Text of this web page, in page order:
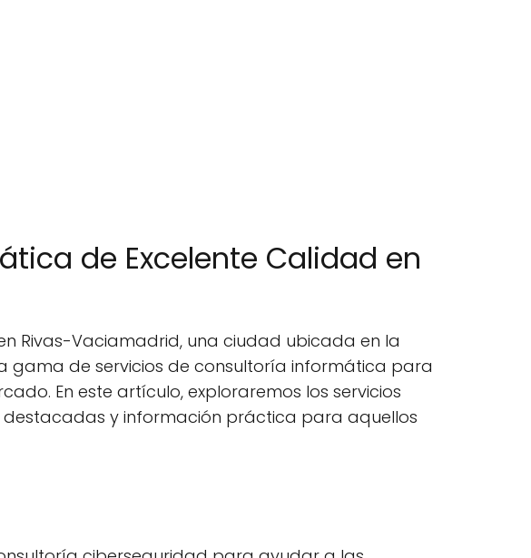
de Excelente Calidad en
Rivas-Vaciamadrid, una ciudad ubicada en la
gama de servicios de consultoría informática para
En este artículo, exploraremos los servicios
destacadas y información práctica para aquellos